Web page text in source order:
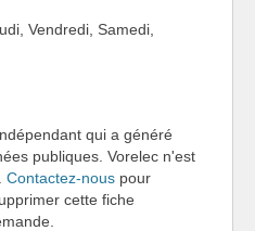
Vendredi, Samedi,
qui a généré
publiques. Vorelec n'est
Contactez-nous pour
cette fiche